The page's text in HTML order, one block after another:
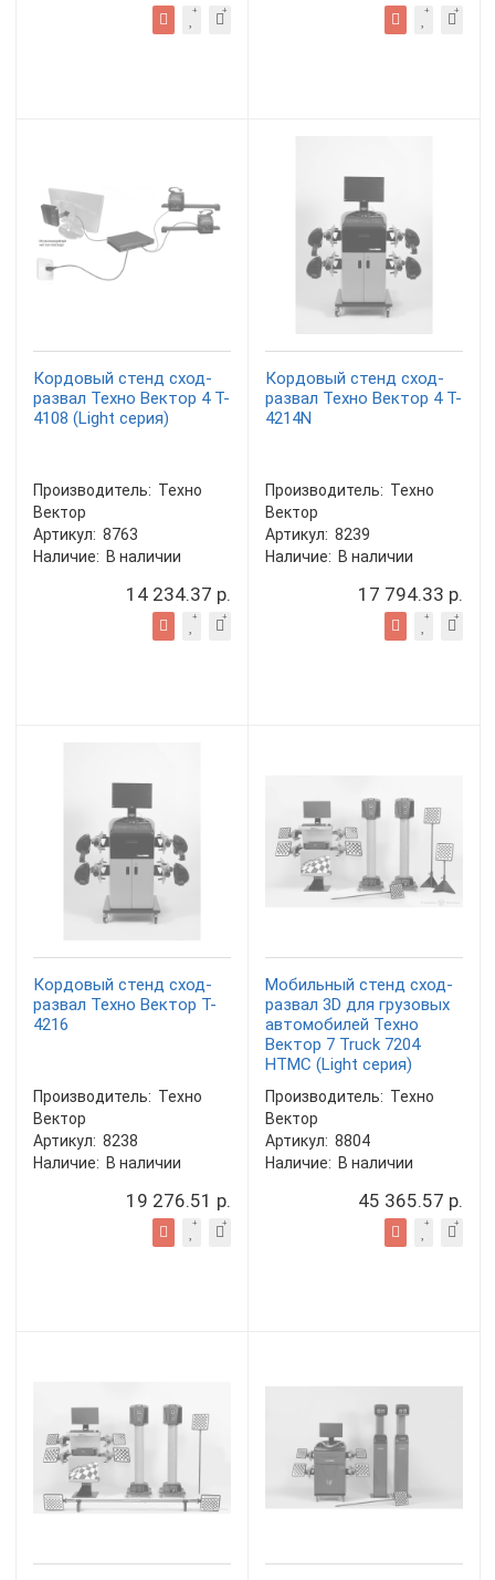
Кордовый стенд сход-
развал Техно Вектор 4 T-
4108 (Light серия)
Производитель: Техно
Вектор
Артикул: 8763
Наличие: В наличии
14 234.37 р.
Кордовый стенд сход-
развал Техно Вектор 4 T-
4214N
Производитель: Техно
Вектор
Артикул: 8239
Наличие: В наличии
17 794.33 р.
Кордовый стенд сход-
развал Техно Вектор T-
4216
Производитель: Техно
Вектор
Артикул: 8238
Наличие: В наличии
19 276.51 р.
Мобильный стенд сход-
развал 3D для грузовых
автомобилей Техно
Вектор 7 Truck 7204
HTMC (Light серия)
Производитель: Техно
Вектор
Артикул: 8804
Наличие: В наличии
45 365.57 р.